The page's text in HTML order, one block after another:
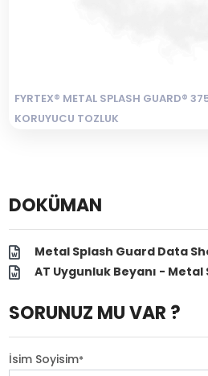
FYRTEX® METAL SPLASH GUARD®
KORUYUCU TOZLUK
DOKÜMAN
Metal Splash Guard Data
AT Uygunluk Beyanı -
SORUNUZ MU VAR ?
İsim Soyisim*